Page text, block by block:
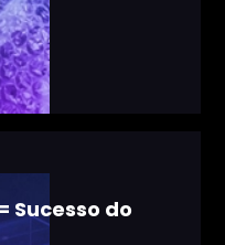
Sucesso do